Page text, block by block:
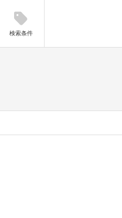
検索条件